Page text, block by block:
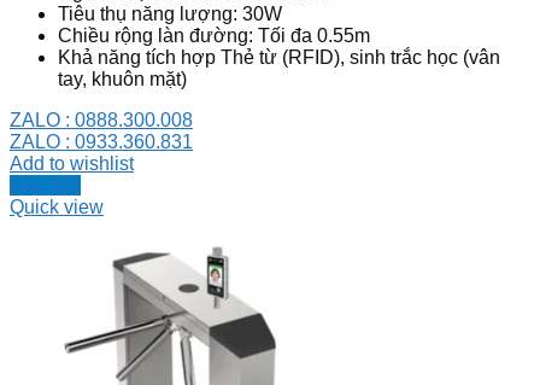
Tiêu thụ năng lượng: 30W
Chiều rộng làn đường: Tối đa 0.55m
Khả năng tích hợp Thẻ từ (RFID), sinh trắc học (vân
tay, khuôn mặt)
ZALO : 0888.300.008
ZALO : 0933.360.831
Add to wishlist
Đọc tiếp
Quick view